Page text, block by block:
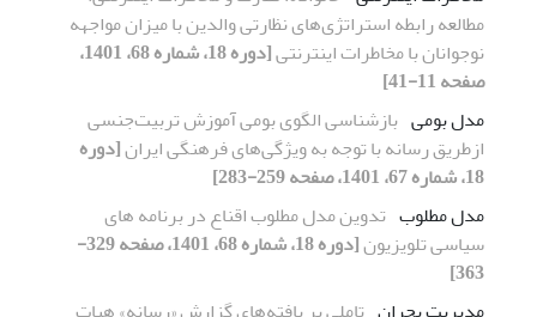
مطالعه رابطه استراتژی‌های نظارتی والدین با میزان مواجهه
نوجوانان با مخاطرات اینترنتی
[دوره 18، شماره 68، 1401،
صفحه 11-41]
مدل بومی بازشناسی الگوی بومی آموزش تربیت‌‌جنسی
ازطریق رسانه با توجه به ویژگی‌های فرهنگی ایران[دوره
18، شماره 67، 1401، صفحه 259-283]
مدل مطلوب تدوین مدل مطلوب اقناع در برنامه های
سیاسی تلویزیون
[دوره 18، شماره 68، 1401، صفحه 329-
363]